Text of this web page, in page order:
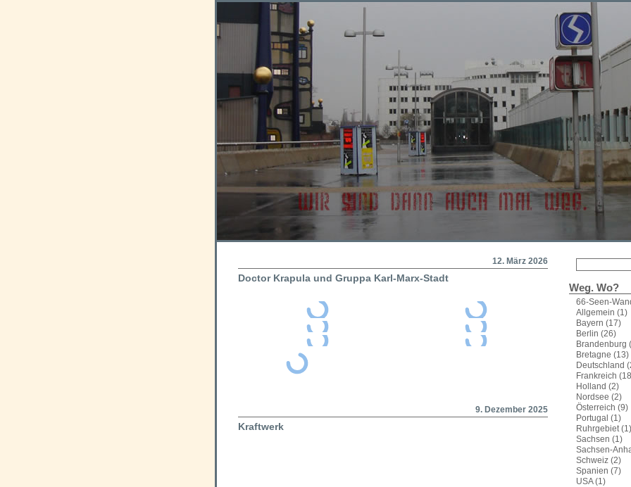
12. März 2026
Doctor Krapula und Gruppa Karl-Marx-Stadt
9. Dezember 2025
Kraftwerk
Weg. Wo?
66-Seen-
Allgemein (1)
Bayern (17)
Berlin (26)
Brandenburg
Bretagne (13)
Deutschland
Frankreich
Holland (2)
Nordsee (2)
Österreich (9)
Portugal (1)
Ruhrgebiet(1)
Sachsen (1)
Sachsen-
Schweiz(2)
Spanien (7)
USA(1)